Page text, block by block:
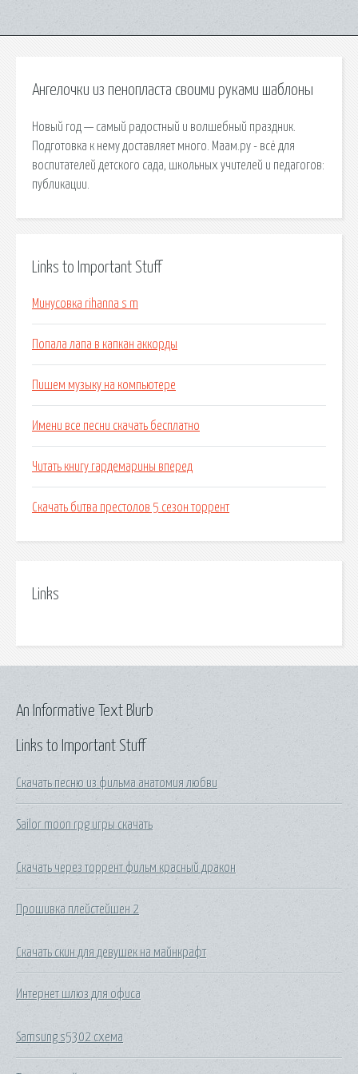
Ангелочки из пенопласта своими руками шаблоны
Новый год — самый радостный и волшебный праздник.
Подготовка к нему доставляет много. Маам.ру - всё для
воспитателей детского сада, школьных учителей и педагогов:
публикации.
Links to Important Stuff
Минусовка rihanna s m
Попала лапа в капкан аккорды
Пишем музыку на компьютере
Имени все песни скачать бесплатно
Читать книгу гардемарины вперед
Скачать битва престолов 5 сезон торрент
Links
Links to Important Stuff
Скачать песню из фильма анатомия любви
Sailor moon rpg игры скачать
Скачать через торрент фильм красный дракон
Прошивка плейстейшен 2
Скачать скин для девушек на майнкрафт
Интернет шлюз для офиса
Samsung s5302 схема
An Informative Text Blurb